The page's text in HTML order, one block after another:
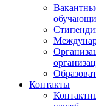
Контакты